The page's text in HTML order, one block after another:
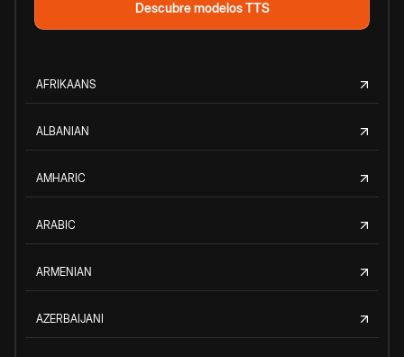
Descubre modelos TTS
AFRIKAANS
ALBANIAN
AMHARIC
ARABIC
ARMENIAN
AZERBAIJANI